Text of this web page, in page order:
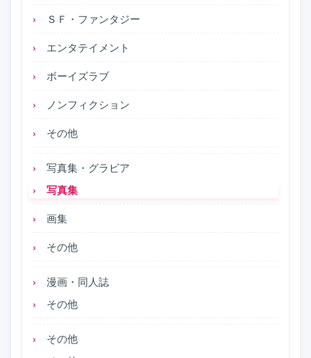
ＳＦ・ファンタジー
エンタテイメント
ボーイズラブ
ノンフィクション
その他
写真集・グラビア
写真集
画集
その他
漫画・同人誌
その他
その他